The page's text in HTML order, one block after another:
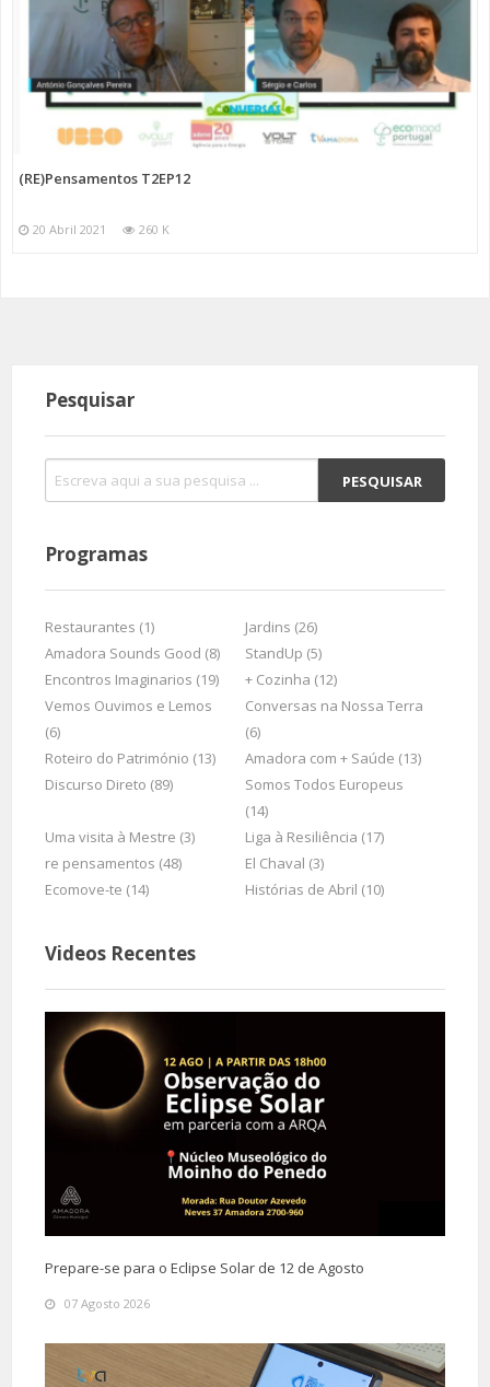
(RE)Pensamentos T2EP12
20 Abril 2021 260 K
Pesquisar
Programas
Restaurantes (1)
Jardins (26)
Amadora Sounds Good (8)
StandUp (5)
Encontros Imaginarios (19)
+ Cozinha (12)
Vemos Ouvimos e Lemos
(6)
Conversas na Nossa Terra
(6)
Roteiro do Património (13)
Amadora com + Saúde (13)
Discurso Direto (89)
Somos Todos Europeus
(14)
Uma visita à Mestre (3)
Liga à Resiliência (17)
re pensamentos (48)
El Chaval (3)
Ecomove-te (14)
Histórias de Abril (10)
Videos Recentes
Prepare-se para o Eclipse Solar de 12 de Agosto
07 Agosto 2026